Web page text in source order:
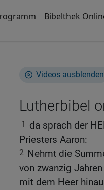
Bibelthek
Videos ausblenden
Lutherbibel
1 da sprach der
Priesters Aaron:
2 Nehmt die
von zwanzig
mit dem Heer